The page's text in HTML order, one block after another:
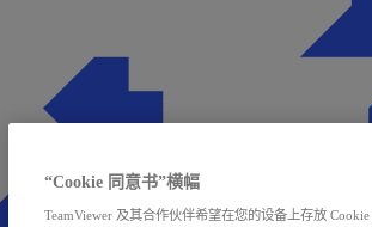
“Cookie 同意书”横幅
TeamViewer 及其合作伙伴希望在您的设备上存放